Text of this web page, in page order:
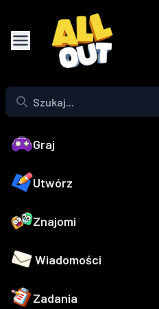
Graj
Utwórz
Znajomi
Wiadomości
Zadania